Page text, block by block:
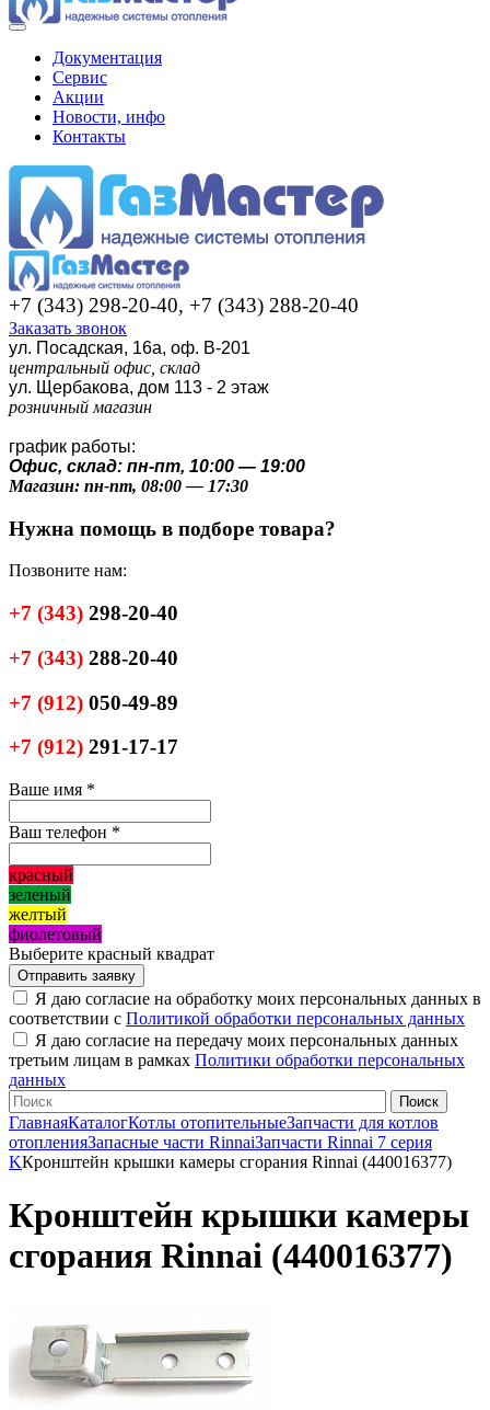
Документация
Сервис
Акции
Новости, инфо
Контакты
+7 (343) 298-20-40, +7 (343) 288-20-40
Заказать звонок
ул. Посадская, 16а, оф. В-201
центральный офис, склад
ул. Щербакова, дом 113 - 2 этаж
розничный магазин
график работы:
Офис, склад: пн-пт, 10:00 — 19:00
Магазин: пн-пт, 08:00 — 17:30
Нужна помощь в подборе товара?
Позвоните нам:
+7 (343) 298-20-40
+7 (343) 288-20-40
+7 (912) 050-49-89
+7 (912) 291-17-17
Ваше имя *
Ваш телефон *
красный
зеленый
желтый
фиолетовый
Выберите красный квадрат
Я даю согласие на обработку моих персональных данных в
соответствии с Политикой обработки персональных данных
Я даю согласие на передачу моих персональных данных
третьим лицам в рамках Политики обработки персональных
данных
ГлавнаяКаталогКотлы отопительныеЗапчасти для котлов
отопленияЗапасные части RinnaiЗапчасти Rinnai 7 серия
KКронштейн крышки камеры сгорания Rinnai (440016377)
Кронштейн крышки камеры
сгорания Rinnai (440016377)